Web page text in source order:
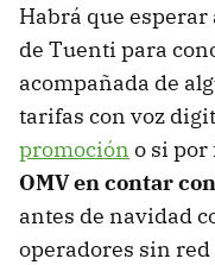
Habrá que
de Tuenti para
acompañada de
tarifas con voz
promoción o si por
OMV en contar
antes de navidad
operadores sin red